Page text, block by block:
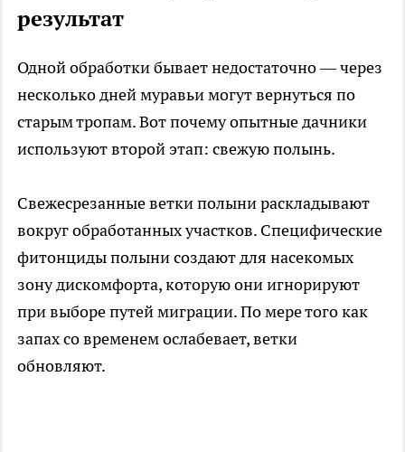
результат
Одной обработки бывает недостаточно — через
несколько дней муравьи могут вернуться по
старым тропам. Вот почему опытные дачники
используют второй этап: свежую полынь.
Свежесрезанные ветки полыни раскладывают
вокруг обработанных участков. Специфические
фитонциды полыни создают для насекомых
зону дискомфорта, которую они игнорируют
при выборе путей миграции. По мере того как
запах со временем ослабевает, ветки
обновляют.